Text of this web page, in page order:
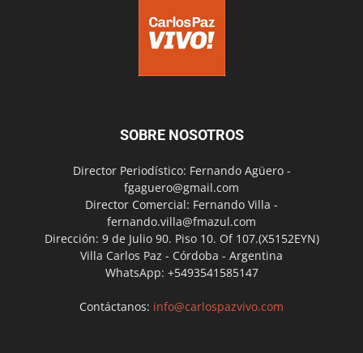
SOBRE NOSOTROS
Director Periodístico: Fernando Agüero -
fgaguero@gmail.com
Director Comercial: Fernando Villa -
fernando.villa@fmazul.com
Dirección: 9 de Julio 90. Piso 10. Of 107.(X5152EYN)
Villa Carlos Paz - Córdoba - Argentina
WhatsApp: +5493541585147
Contáctanos: info@carlospazvivo.com